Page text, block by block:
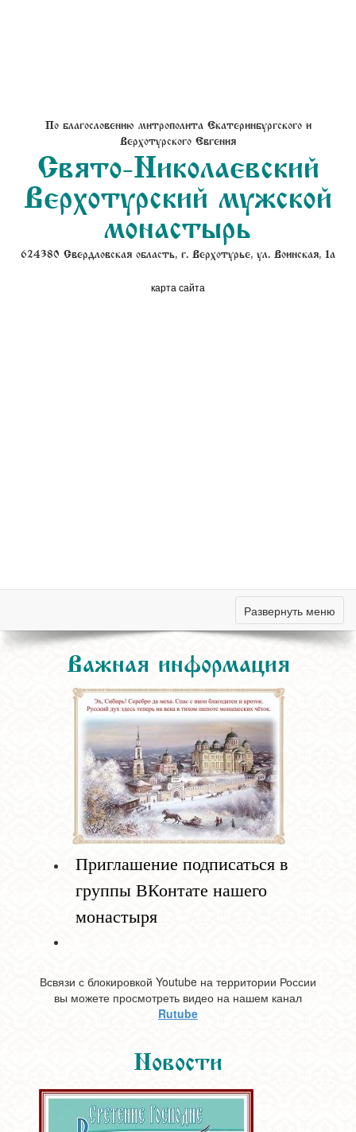
По благословению митрополита Екатеринбургского и
Верхотурского Евгения
Свято-Николаевский
Верхотурский мужской
монастырь
624380 Свердловская область, г. Верхотурье, ул. Воинская, 1а
карта сайта
Развернуть меню
Важная информация
Приглашение подписаться в
группы ВКонтате нашего
монастыря
Всвязи с блокировкой Youtube на территории России
вы можете просмотреть видео на нашем канал
Rutube
Новости